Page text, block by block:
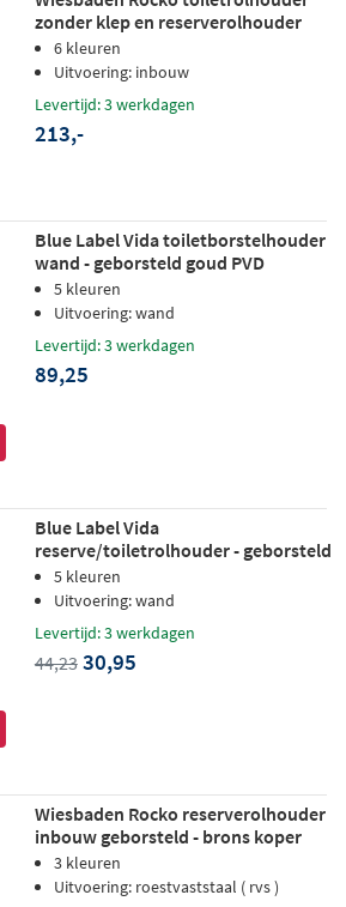
zonder klep en reserverolhouder
inbouw - geborsteld messing
6 kleuren
Uitvoering: inbouw
Levertijd: 3 werkdagen
213,-
Blue Label Vida toiletborstelhouder
wand - geborsteld goud PVD
5 kleuren
Uitvoering: wand
Levertijd: 3 werkdagen
89,25
Blue Label Vida
reserve/toiletrolhouder - geborsteld
goud PVD
5 kleuren
Uitvoering: wand
Levertijd: 3 werkdagen
44,23 30,95
Wiesbaden Rocko reserverolhouder
inbouw geborsteld - brons koper
3 kleuren
Uitvoering: roestvaststaal ( rvs )